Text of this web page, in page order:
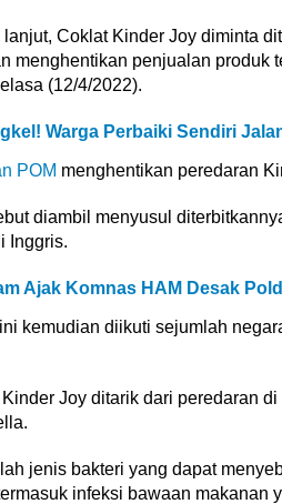
lanjut, Coklat Kinder Joy diminta
menghentikan penjualan produk
(12/4/2022).
Warga Perbaiki Sendiri
POM menghentikan peredaran
diambil menyusul
Inggris.
Ajak Komnas HAM Desak
kemudian diikuti sejumlah
Joy ditarik dari peredaran
jenis bakteri yang dapat
infeksi bawaan makanan